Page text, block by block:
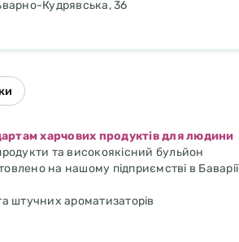
Кудрявська, 36
харчових продуктів для людини
та високоякісний бульйон
на нашому підприємстві в Баварії
штучних ароматизаторів